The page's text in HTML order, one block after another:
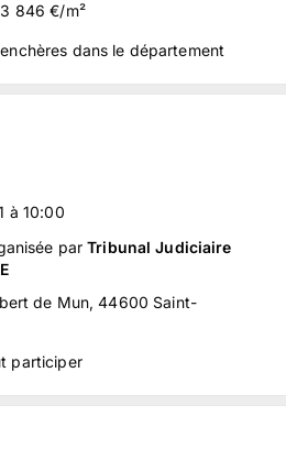
846 €/m²
dans le département
à 10:00
parTribunal Judiciaire
de Mun, 44600 Saint-
participer